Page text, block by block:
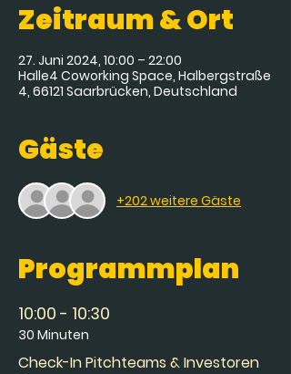
Zeitraum & Ort
27. Juni 2024, 10:00 – 22:00
Halle4 Coworking Space, Halbergstraße
4, 66121 Saarbrücken, Deutschland
Gäste
+202 weitere Gäste
Programmplan
10:00 - 10:30
30 Minuten
Check-In Pitchteams & Investoren